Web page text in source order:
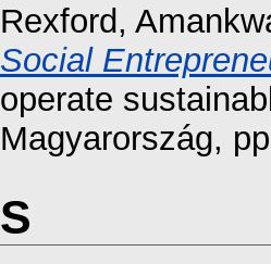
Rexford,
Social
operate
Magyarország,
S